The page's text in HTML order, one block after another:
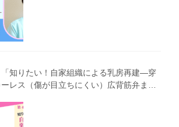
「知りたい！自家組織による乳房再建―穿
レス（傷が目立ちにくい）広背筋弁まで